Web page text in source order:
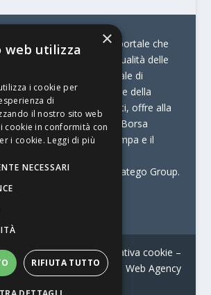
–
stampamedia.net è il portale che
tecnologiche e l’attualità delle
e di converting. È il portale di
opera in Italia nel settore della
Oltre ai contenuti, offre alla
diversi servizi come:
la Borsa
i Big della Stampa e il
è una delle testate di Stratego Group.
privacy–Informativa cookie –
Web Agency
×
web utilizza
i cookie per
di
il nostro sito web
cookie in conformità con
i cookie. Leggi di più
NECESSARI
RIFIUTA TUTTO